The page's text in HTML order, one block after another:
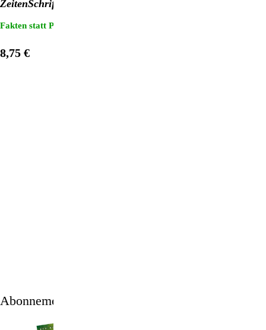
ZeitenSchrift Nr. 113
Fakten statt Propaganda: "3 für 2"-Heftaktion!
8,75 €
Abonnement